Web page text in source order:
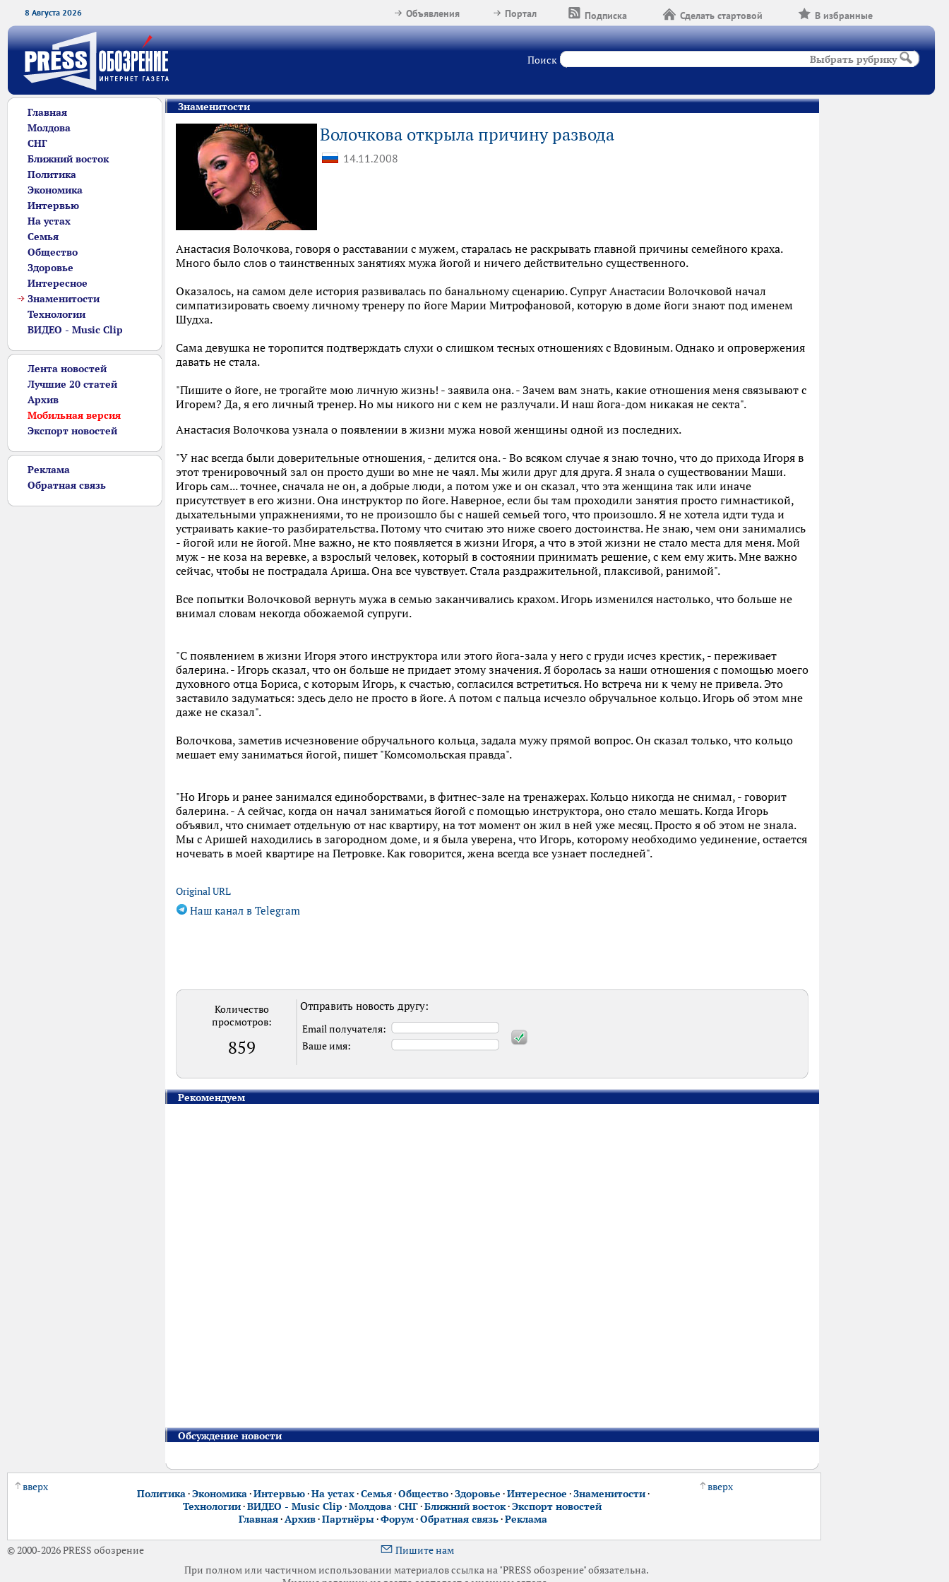
8 Августа 2026 В избранные
Сделать стартовой
Подписка
Портал
Объявления
Поиск Выбрать рубрику
Главная
Молдова
СНГ
Ближний восток
Политика
Экономика
Интервью
На устах
Семья
Общество
Здоровье
Интересное
Знаменитости
Технологии
ВИДЕО - Music Clip
Лента новостей
Лучшие 20 статей
Архив
Мобильная версия
Экспорт новостей
Реклама
Обратная связь
Знаменитости
Волочкова открыла причину развода
14.11.2008
Анастасия Волочкова, говоря о расставании с мужем, старалась не раскрывать главной причины семейного краха.
Много было слов о таинственных занятиях мужа йогой и ничего действительно существенного.
Оказалось, на самом деле история развивалась по банальному сценарию. Супруг Анастасии Волочковой начал
симпатизировать своему личному тренеру по йоге Марии Митрофановой, которую в доме йоги знают под именем
Шудха.
Сама девушка не торопится подтверждать слухи о слишком тесных отношениях с Вдовиным. Однако и опровержения
давать не стала.
"Пишите о йоге, не трогайте мою личную жизнь! - заявила она. - Зачем вам знать, какие отношения меня связывают с
Игорем? Да, я его личный тренер. Но мы никого ни с кем не разлучали. И наш йога-дом никакая не секта".
Анастасия Волочкова узнала о появлении в жизни мужа новой женщины одной из последних.
"У нас всегда были доверительные отношения, - делится она. - Во всяком случае я знаю точно, что до прихода Игоря в
этот тренировочный зал он просто души во мне не чаял. Мы жили друг для друга. Я знала о существовании Маши.
Игорь сам... точнее, сначала не он, а добрые люди, а потом уже и он сказал, что эта женщина так или иначе
присутствует в его жизни. Она инструктор по йоге. Наверное, если бы там проходили занятия просто гимнастикой,
дыхательными упражнениями, то не произошло бы с нашей семьей того, что произошло. Я не хотела идти туда и
устраивать какие-то разбирательства. Потому что считаю это ниже своего достоинства. Не знаю, чем они занимались
- йогой или не йогой. Мне важно, не кто появляется в жизни Игоря, а что в этой жизни не стало места для меня. Мой
муж - не коза на веревке, а взрослый человек, который в состоянии принимать решение, с кем ему жить. Мне важно
сейчас, чтобы не пострадала Ариша. Она все чувствует. Стала раздражительной, плаксивой, ранимой".
Все попытки Волочковой вернуть мужа в семью заканчивались крахом. Игорь изменился настолько, что больше не
внимал словам некогда обожаемой супруги.
"С появлением в жизни Игоря этого инструктора или этого йога-зала у него с груди исчез крестик, - переживает
балерина. - Игорь сказал, что он больше не придает этому значения. Я боролась за наши отношения с помощью моего
духовного отца Бориса, с которым Игорь, к счастью, согласился встретиться. Но встреча ни к чему не привела. Это
заставило задуматься: здесь дело не просто в йоге. А потом с пальца исчезло обручальное кольцо. Игорь об этом мне
даже не сказал".
Волочкова, заметив исчезновение обручального кольца, задала мужу прямой вопрос. Он сказал только, что кольцо
мешает ему заниматься йогой, пишет "Комсомольская правда".
"Но Игорь и ранее занимался единоборствами, в фитнес-зале на тренажерах. Кольцо никогда не снимал, - говорит
балерина. - А сейчас, когда он начал заниматься йогой с помощью инструктора, оно стало мешать. Когда Игорь
объявил, что снимает отдельную от нас квартиру, на тот момент он жил в ней уже месяц. Просто я об этом не знала.
Мы с Аришей находились в загородном доме, и я была уверена, что Игорь, которому необходимо уединение, остается
ночевать в моей квартире на Петровке. Как говорится, жена всегда все узнает последней".
Original URL
Наш канал в Telegram
Количество
просмотров:
859
Отправить новость другу:
Email получателя:
Ваше имя:
Рекомендуем
Обсуждение новости
вверх
Политика·Экономика·Интервью·На устах·Семья·Общество·Здоровье ·Интересное ·Знаменитости·
Технологии·ВИДЕО - Music Clip ·Молдова·СНГ·Ближний восток·Экспорт новостей
Главная·Архив·Партнёры·Форум·Обратная связь·Реклама
вверх
© 2000-2026 PRESS обозрение
Пишите нам
При полном или частичном использовании материалов ссылка на "PRESS обозрение" обязательна.